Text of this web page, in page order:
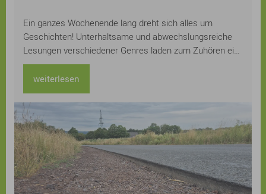
Ein ganzes Wochenende lang dreht sich alles um
Geschichten! Unterhaltsame und abwechslungsreiche
Lesungen verschiedener Genres laden zum Zuhören ein:
Kerstin Gier, Kathrin Lange, Judith Hoersch, Sven
Gerhardt, Lucinde Hutzenlaub, Ursula Kollritsch und
Stefan Kuhlmann und Uwe Henkhaus lesen aus ihren
neuesten Büchern, Workshops zu den Themen
Kreatives Schreiben, Drucken, Gestalten von
Buchschnitten und zur Verbindung von Erzählen in Wort
und Bild und Urban Sketch Walks laden zum Mitmachen
ein. Eine Bühne mit einem „Mikrofon für alle“ bietet
originelle Stimmen und auch einige besondere
Überraschungsgäste, bei Lyrik zum Pflücken kann man
weiterlesen